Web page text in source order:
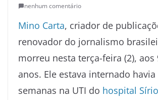
nenhum comentário
Mino Carta, criador de
renovador do jornalismo
morreu nesta terça-feira (2), aos
anos. Ele estava internado havia
semanas na UTI do hospital